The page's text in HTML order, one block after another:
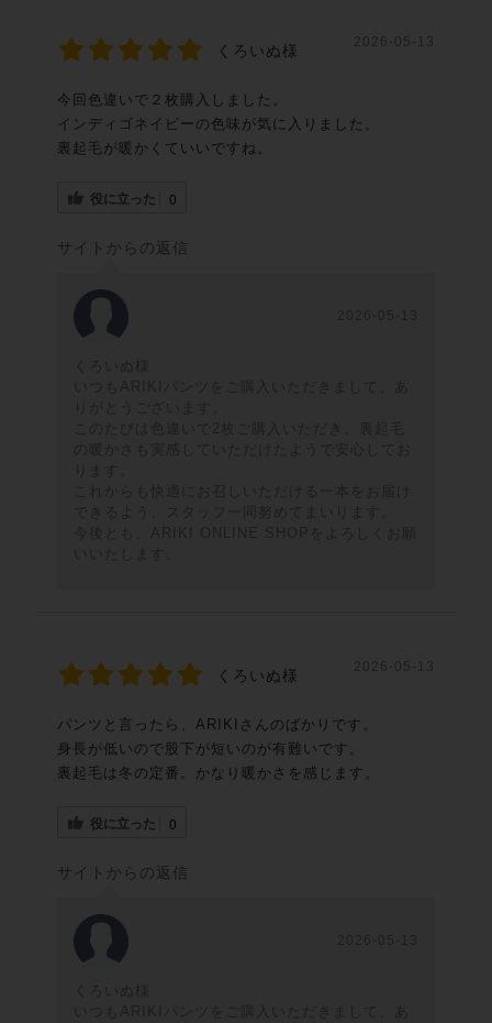
くろいぬ様 2026-05-13
今回色違いで２枚購入しました。
インディゴネイビーの色味が気に入りました。
裏起毛が暖かくていいですね。
役に立った 0
サイトからの返信
くろいぬ様 2026-05-13
パンツと言ったら、ARIKIさんのばかりです。
身長が低いので股下が短いのが有難いです。
裏起毛は冬の定番。かなり暖かさを感じます。
役に立った 0
サイトからの返信